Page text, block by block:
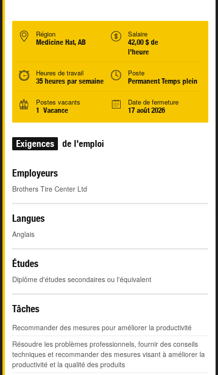
Région
Medicine Hat, AB
Salaire
42,00 $ de
l'heure
Heures de travail
35 heures par semaine
Poste
Permanent Temps plein
Postes vacants
1 Vacance
Date de fermeture
17 août 2026
Exigences de l'emploi
Employeurs
Brothers Tire Center Ltd
Langues
Anglais
Études
Diplôme d'études secondaires ou l'équivalent
Tâches
Recommander des mesures pour améliorer la productivité
Résoudre les problèmes professionnels, fournir des conseils
techniques et recommander des mesures visant à améliorer la
productivité et la qualité des produits